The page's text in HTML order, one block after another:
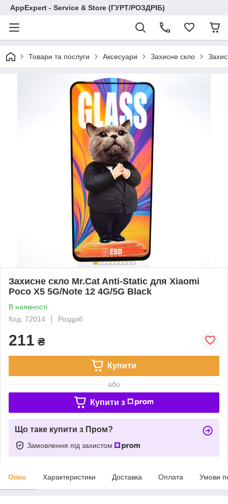
AppExpert - Service & Store (ГУРТ/РОЗДРІБ)
Товари та послуги Аксесуари Захисне скло
Захисне скло Mr.Cat Anti-Static для Xiaomi
Poco X5 5G/Note 12 4G/5G Black
В наявності
Код: 72014
Роздріб
211 ₴
Купити
або
Купити з
Що таке купити з Пром?
Замовлення під захистом
Опис Характеристики Доставка Оплата Умови